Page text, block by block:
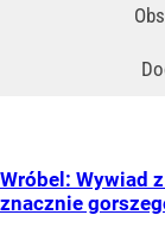
Wróbel: Wywiad
znacznie